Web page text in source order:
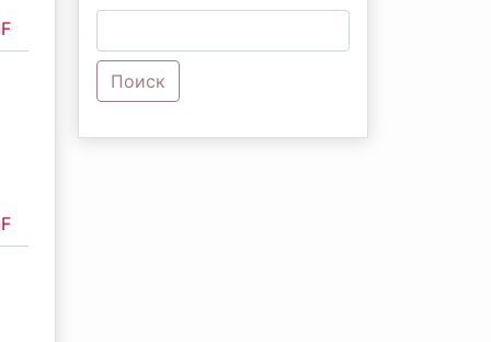
Поиск